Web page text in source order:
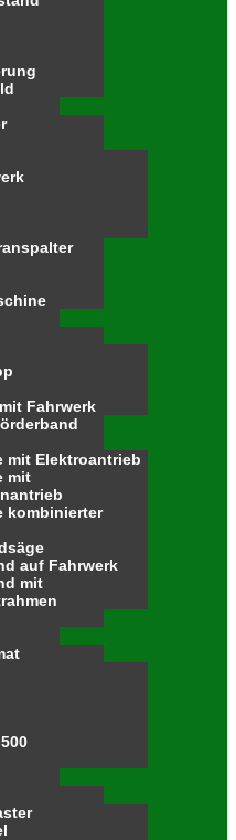
Fahrwerk
mit Elektroantrieb
mit
kombinierter
auf Fahrwerk
mit